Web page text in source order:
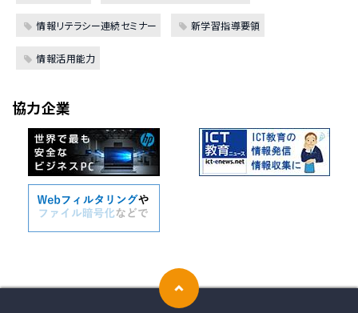
情報リテラシー連続セミナー 新学習指導要領
情報活用能力
協力企業